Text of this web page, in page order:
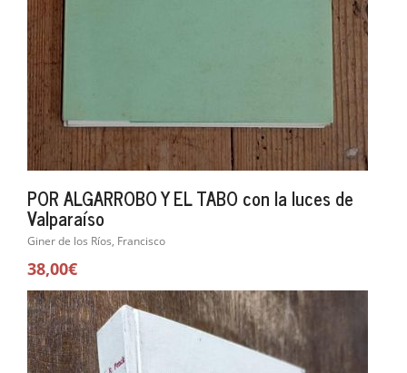
POR ALGARROBO Y EL TABO con la luces de
Valparaíso
Giner de los Ríos, Francisco
38,00€